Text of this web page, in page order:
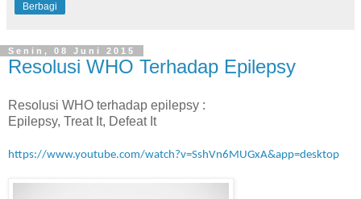
Berbagi
Senin, 08 Juni 2015
Resolusi WHO Terhadap Epilepsy
Resolusi WHO terhadap epilepsy :
Epilepsy, Treat It, Defeat It
https://www.youtube.com/watch?v=SshVn6MUGxA&app=desktop